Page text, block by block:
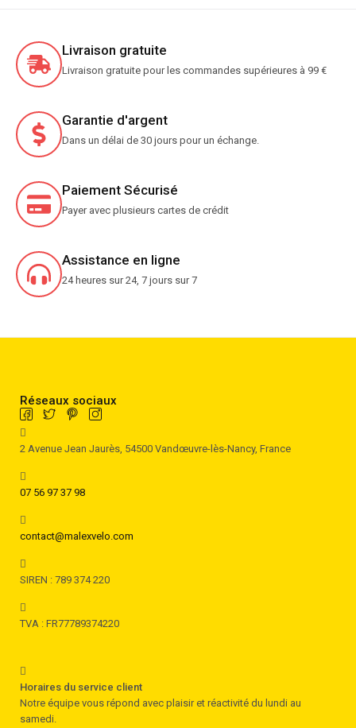
Livraison gratuite
Livraison gratuite pour les commandes supérieures à 99 €
Garantie d'argent
Dans un délai de 30 jours pour un échange.
Paiement Sécurisé
Payer avec plusieurs cartes de crédit
Assistance en ligne
24 heures sur 24, 7 jours sur 7
Réseaux sociaux
2 Avenue Jean Jaurès, 54500 Vandœuvre-lès-Nancy, France
07 56 97 37 98
contact@malexvelo.com
SIREN : 789 374 220
TVA : FR77789374220
Horaires du service client
Notre équipe vous répond avec plaisir et réactivité du lundi au
samedi.